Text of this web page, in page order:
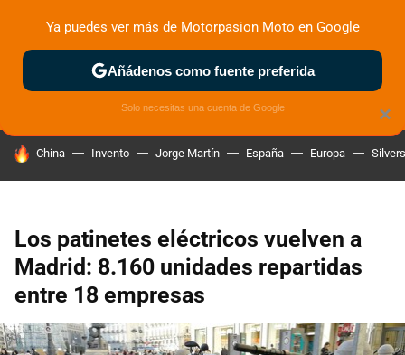
ZONA DE PRUEBAS DEPORTIVAS MOTOS ELÉCTRICAS
HOY SE HABLA DE
China Invento Jorge Martín España Europa
Los patinetes eléctricos vuelven a
Madrid: 8.160 unidades repartidas
entre 18 empresas
×
Ya puedes ver más de Motorpasion Moto en Google
Añádenos como fuente preferida
Solo necesitas una cuenta de Google